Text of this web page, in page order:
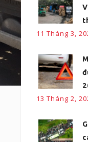
11 Tháng 3,
13 Tháng 2,